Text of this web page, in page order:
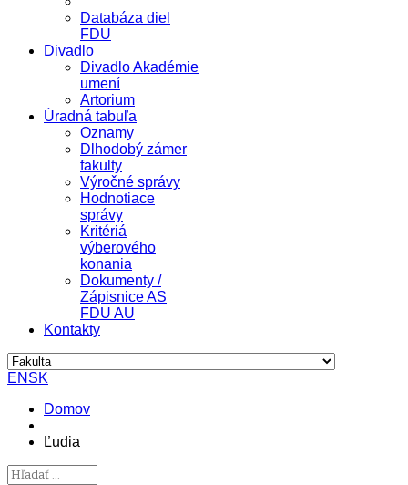
Databáza diel
FDU
Divadlo
Divadlo Akadémie
umení
Artorium
Úradná tabuľa
Oznamy
Dlhodobý zámer
fakulty
Výročné správy
Hodnotiace
správy
Kritériá
výberového
konania
Dokumenty /
Zápisnice AS
FDU AU
Kontakty
EN SK
Domov
Ľudia